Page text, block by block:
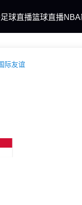
足球直播篮球直播NBA
际友谊